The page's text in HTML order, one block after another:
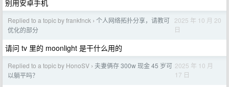
别用安卓手机
Replied to a topic by frankfnck › 个人网络拓扑分享，请教可
优化的部分
2025 年 10 月 20
日
请问 tv 里的 moonlight 是干什么用的
Replied to a topic by HonoSV › 夫妻俩存 300w 现金 45 岁可
以躺平吗？
2025 年 10 月
17 日